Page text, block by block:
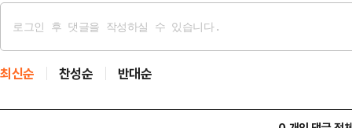
최신순 찬성순 반대순